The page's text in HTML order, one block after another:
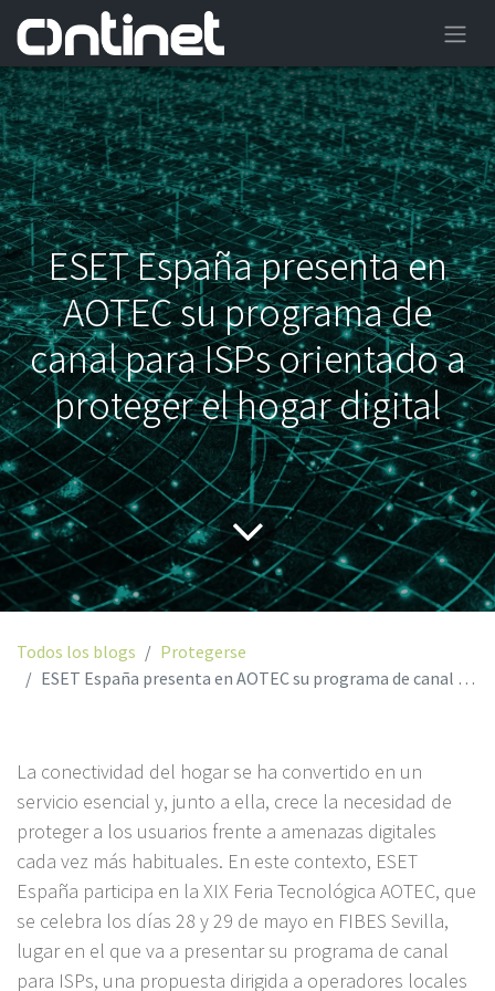
ESET España presenta en
AOTEC su programa de
canal para ISPs orientado a
proteger el hogar digital
Todos los blogs
Protegerse
ESET España presenta en AOTEC su programa de canal para ISPs orientado a proteger el hogar digital
La conectividad del hogar se ha convertido en un
servicio esencial y, junto a ella, crece la necesidad de
proteger a los usuarios frente a amenazas digitales
cada vez más habituales. En este contexto, ESET
España participa en la XIX Feria Tecnológica AOTEC, que
se celebra los días 28 y 29 de mayo en FIBES Sevilla,
lugar en el que va a presentar su programa de canal
para ISPs, una propuesta dirigida a operadores locales